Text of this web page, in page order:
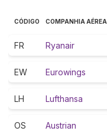
CÓDIGO COMPANHIA AÉREA
FR Ryanair
EW Eurowings
LH Lufthansa
OS Austrian